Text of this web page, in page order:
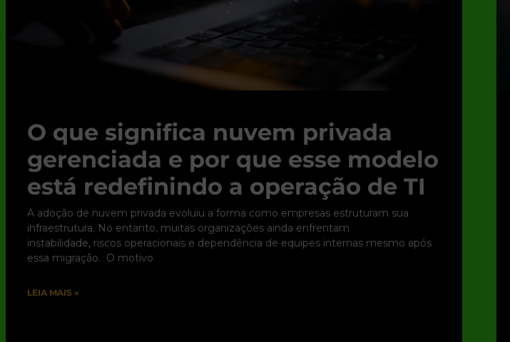
O que significa nuvem privada
gerenciada e por que esse modelo
está redefinindo a operação de TI
A adoção de nuvem privada evoluiu a forma como empresas estruturam sua
infraestrutura. No entanto, muitas organizações ainda enfrentam
instabilidade, riscos operacionais e dependência de equipes internas mesmo após
essa migração. O motivo
LEIA MAIS »